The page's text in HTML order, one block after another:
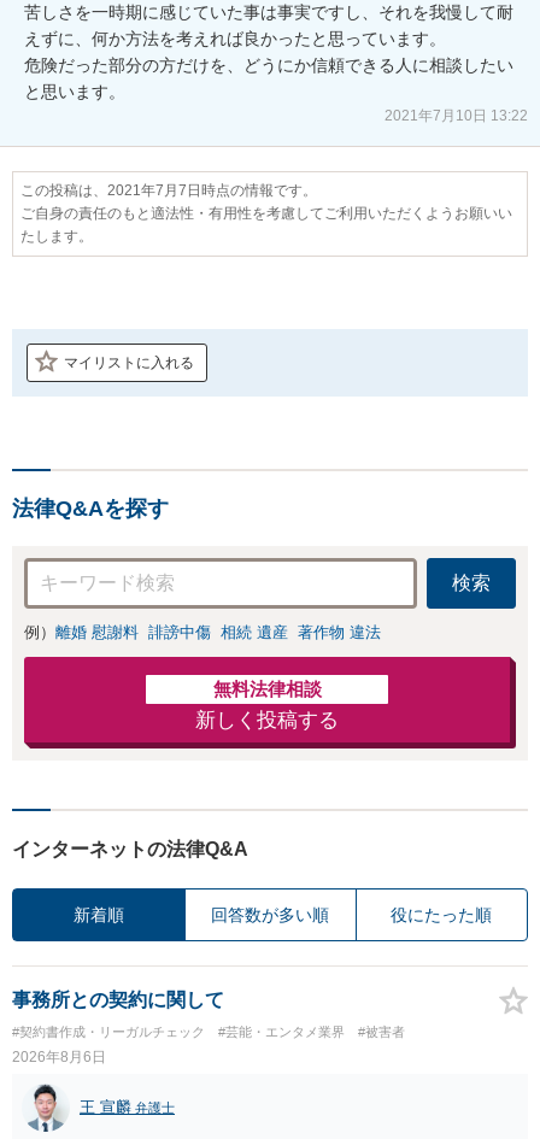
苦しさを一時期に感じていた事は事実ですし、それを我慢して耐
えずに、何か方法を考えれば良かったと思っています。
危険だった部分の方だけを、どうにか信頼できる人に相談したい
と思います。
2021年7月10日 13:22
この投稿は、2021年7月7日時点の情報です。
ご自身の責任のもと適法性・有用性を考慮してご利用いただくようお願いい
たします。
マイリストに入れる
法律Q&Aを探す
検索
例） 離婚 慰謝料 誹謗中傷 相続 遺産 著作物 違法
無料法律相談
新しく投稿する
インターネットの法律Q&A
新着順 回答数が多い順 役にたった順
事務所との契約に関して
#契約書作成・リーガルチェック #芸能・エンタメ業界 #被害者
2026年8月6日
王 宣麟 弁護士